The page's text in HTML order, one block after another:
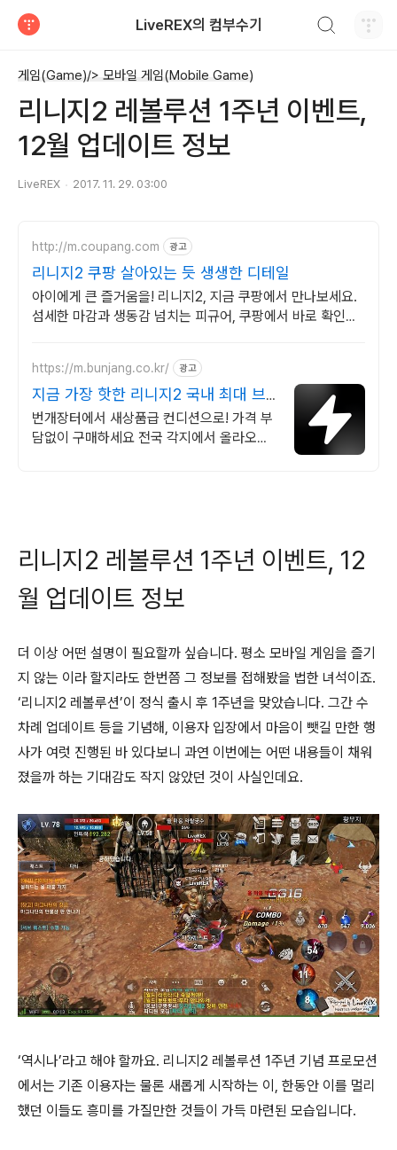
LiveREX의 컴부수기
게임(Game)/> 모바일 게임(Mobile Game)
리니지2 레볼루션 1주년 이벤트,
12월 업데이트 정보
LiveREX 2017. 11. 29. 03:00
http://m.coupang.com 광고
리니지2 쿠팡 살아있는 듯 생생한 디테일
아이에게 큰 즐거움을! 리니지2, 지금 쿠팡에서 만나보세요.
섬세한 마감과 생동감 넘치는 피규어, 쿠팡에서 바로 확인하
https://m.bunjang.co.kr/ 광고
지금 가장 핫한 리니지2 국내 최대 브
랜드 중고거래
번개장터에서 새상품급 컨디션으로! 가격 부
담없이 구매하세요 전국 각지에서 올라오는
리니지2 레볼루션 1주년 이벤트, 12
월 업데이트 정보
더 이상 어떤 설명이 필요할까 싶습니다. 평소 모바일 게임을 즐기
지 않는 이라 할지라도 한번쯤 그 정보를 접해봤을 법한 녀석이죠.
‘리니지2 레볼루션’이 정식 출시 후 1주년을 맞았습니다. 그간 수
차례 업데이트 등을 기념해, 이용자 입장에서 마음이 뺏길 만한 행
사가 여럿 진행된 바 있다보니 과연 이번에는 어떤 내용들이 채워
졌을까 하는 기대감도 작지 않았던 것이 사실인데요.
‘역시나’라고 해야 할까요. 리니지2 레볼루션 1주년 기념 프로모션
에서는 기존 이용자는 물론 새롭게 시작하는 이, 한동안 이를 멀리
했던 이들도 흥미를 가질만한 것들이 가득 마련된 모습입니다.